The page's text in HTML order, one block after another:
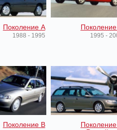
Поколение A
1988 - 1995 1995 -
Поколение B